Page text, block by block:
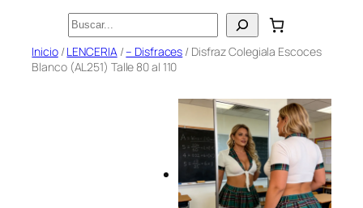
contenido
Buscar
Inicio/LENCERIA/– Disfraces / Disfraz Colegiala Escoces
Blanco (AL251) Talle 80 al 110